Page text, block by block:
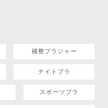
補整ブラジャー
ナイトブラ
スポーツブラ